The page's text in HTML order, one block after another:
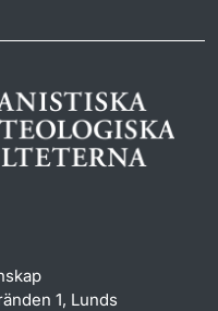
1, Lunds